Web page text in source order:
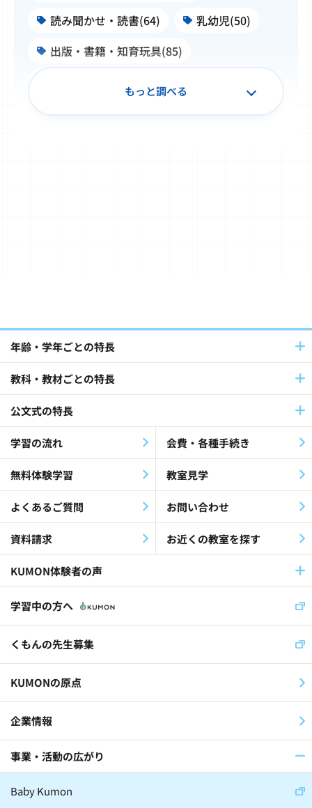
読み聞かせ・読書(64)
乳幼児(50)
出版・書籍・知育玩具(85)
パートナーとの連携(42)
社員採用(9)
公文式教室(102)
障害児・障害者(60)
教材・指導(27)
公文公(35)
就労支援(24)
最終教材修了生(26)
KEIA(41)
認知症(26)
歌(12)
放課後等デイサービス(19)
児童福祉施設(11)
くもんの先生(30)
公文国際学園(29)
医師(32) 棋士(15)
俳優(8)
アナウンサー(6)
もっと調べる
年齢・学年ごとの特長
教科・教材ごとの特長
公文式の特長
学習の流れ 会費・各種手続き
無料体験学習 教室見学
よくあるご質問 お問い合わせ
資料請求 お近くの教室を探す
KUMON体験者の声
学習中の方へ
くもんの先生募集
KUMONの原点
企業情報
事業・活動の広がり
Baby Kumon